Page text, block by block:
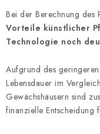
Bei der Berechnung des
Vorteile künstlicher
Technologie noch
Aufgrund des
Lebensdauer im
Gewächshäusern sind
finanzielle Entscheidung